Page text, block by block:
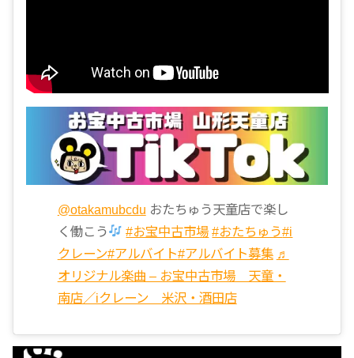
@otakamubcdu おたちゅう天童店で楽し
く働こう
#お宝中古市場 #おたちゅう#i
クレーン#アルバイト#アルバイト募集 ♬
オリジナル楽曲 – お宝中古市場 天童・
南店／iクレーン 米沢・酒田店